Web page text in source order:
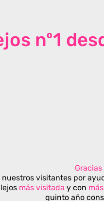
nº1
Gracias
nuestros visitantes por
más visitada y con
quinto año